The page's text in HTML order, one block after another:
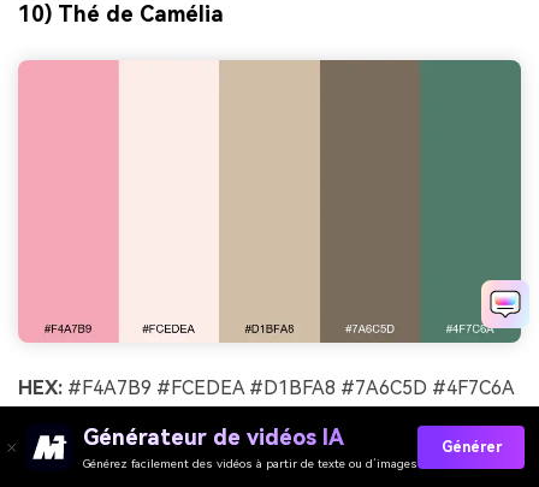
10) Thé de Camélia
HEX: #F4A7B9 #FCEDEA #D1BFA8 #7A6C5D #4F7C6A
Ambiance :chaleureux et raffiné
Idéal pour :design d'emballage de thé
Générateur de vidéos IA
Générez facilement des vidéos à partir de texte ou d’images
Générer